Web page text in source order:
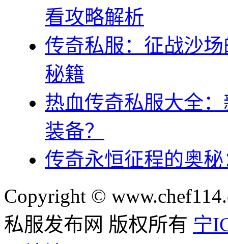
看攻略解析
传奇私服：征战沙
秘籍
热血传奇私服大全
装备？
传奇永恒征程的奥
Copyright ©
私服发布网 版权所有 宁